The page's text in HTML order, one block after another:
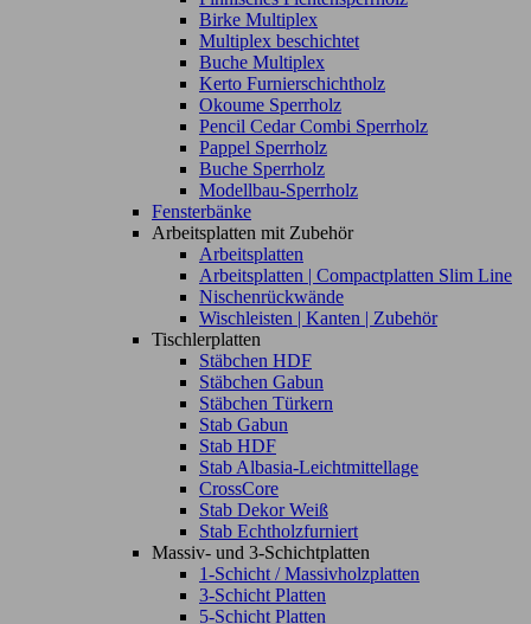
Birke Multiplex
Multiplex beschichtet
Buche Multiplex
Kerto Furnierschichtholz
Okoume Sperrholz
Pencil Cedar Combi Sperrholz
Pappel Sperrholz
Buche Sperrholz
Modellbau-Sperrholz
Fensterbänke
Arbeitsplatten mit Zubehör
Arbeitsplatten
Arbeitsplatten | Compactplatten Slim Line
Nischenrückwände
Wischleisten | Kanten | Zubehör
Tischlerplatten
Stäbchen HDF
Stäbchen Gabun
Stäbchen Türkern
Stab Gabun
Stab HDF
Stab Albasia-Leichtmittellage
CrossCore
Stab Dekor Weiß
Stab Echtholzfurniert
Massiv- und 3-Schichtplatten
1-Schicht / Massivholzplatten
3-Schicht Platten
5-Schicht Platten